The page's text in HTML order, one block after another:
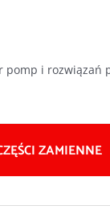
pomp i rozwiązań
ZAMIENNE